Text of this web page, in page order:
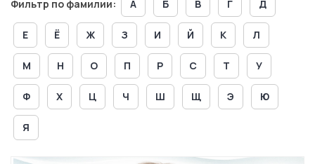
Фильтр по фамилии: А Б В Г Д
Е Ё Ж З И Й К Л
М Н О П Р С Т У
Ф Х Ц Ч Ш Щ Э Ю
Я